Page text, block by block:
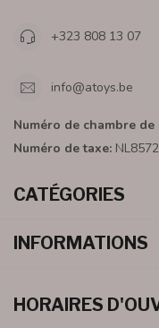
+323 808 13 07
info@atoys.be
Numéro de chambre de
Numéro de taxe:
CATÉGORIES
INFORMATIONS
HORAIRES